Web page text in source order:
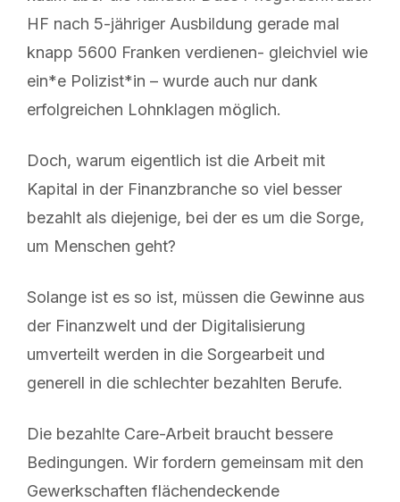
HF nach 5-jähriger Ausbildung gerade mal
knapp 5600 Franken verdienen- gleichviel wie
ein*e Polizist*in – wurde auch nur dank
erfolgreichen Lohnklagen möglich.
Doch, warum eigentlich ist die Arbeit mit
Kapital in der Finanzbranche so viel besser
bezahlt als diejenige, bei der es um die Sorge,
um Menschen geht?
Solange ist es so ist, müssen die Gewinne aus
der Finanzwelt und der Digitalisierung
umverteilt werden in die Sorgearbeit und
generell in die schlechter bezahlten Berufe.
Die bezahlte Care-Arbeit braucht bessere
Bedingungen. Wir fordern gemeinsam mit den
Gewerkschaften flächendeckende